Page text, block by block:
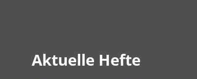
Aktuelle Hefte